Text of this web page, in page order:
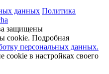
данных Политика
защищены
cookie. Подробная
персональных данных.
cookie в настройках своего